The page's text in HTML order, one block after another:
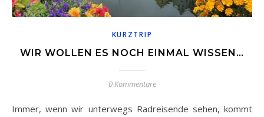
KURZTRIP
WIR WOLLEN ES NOCH EINMAL WISSEN…
0 Kommentare
Immer, wenn wir unterwegs Radreisende sehen, kommt